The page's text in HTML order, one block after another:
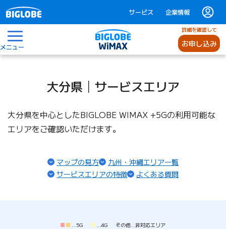
サービス 企業情報
メニュー
詳細を確認して
お申し込み
大分県│サービスエリア
大分県を中心としたBIGLOBE WIMAX +5Gの利用可能な
エリアをご確認いただけます。
マップの見方
九州・沖縄エリア一覧
サービスエリアの特徴
よくある質問
5G 4G その他 非対応エリア